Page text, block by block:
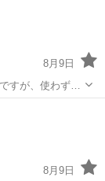
8月9日
すが、使わず…
8月9日